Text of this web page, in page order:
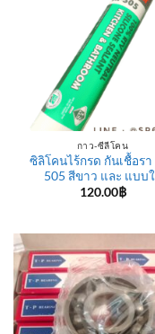
กาว-ซีลีโคน
ซิลิโคนไร้กรด กันเชื้อรา
505 สีขาว และ แบบ
120.00฿